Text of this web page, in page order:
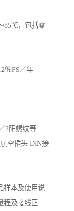
85℃，包括零
％FS／年
2阳螺纹等
空插头 DIN接
样本及使用说
程及接线正